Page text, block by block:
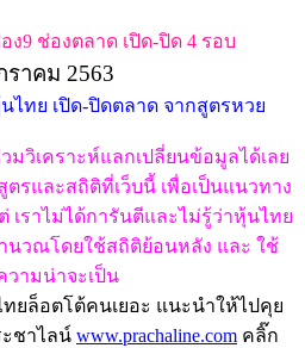
ง9 ช่องตลาด เปิด-ปิด 4 รอบ
ราคม 2563
ไทย เปิด-ปิดตลาด จากสูตรหวย
วิเคราะห์แลกเปลี่ยนข้อมูลได้เลย
ตรและสถิติที่เว็บนี้ เพื่อเป็นแนวทาง
เราไม่ได้การันตีและไม่รู้ว่าหุ้นไทย
นวณโดยใช้สถิติย้อนหลัง และ ใช้
วามน่าจะเป็น
ทยล็อตโต้คนเยอะ แนะนำให้ไปคุย
ชาไลน์ www.prachaline.com คลิ๊ก